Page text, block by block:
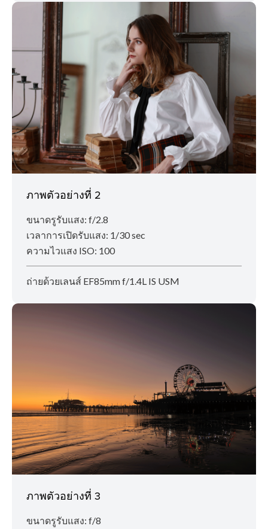
ภาพตัวอย่างที่ 2
ขนาดรูรับแสง: f/2.8
เวลาการเปิดรับแสง: 1/30 sec
ความไวแสง ISO: 100
ถ่ายด้วยเลนส์ EF85mm f/1.4L IS USM
ภาพตัวอย่างที่ 3
ขนาดรูรับแสง: f/8